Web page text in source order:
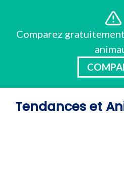
contenuComparez
Tendances et